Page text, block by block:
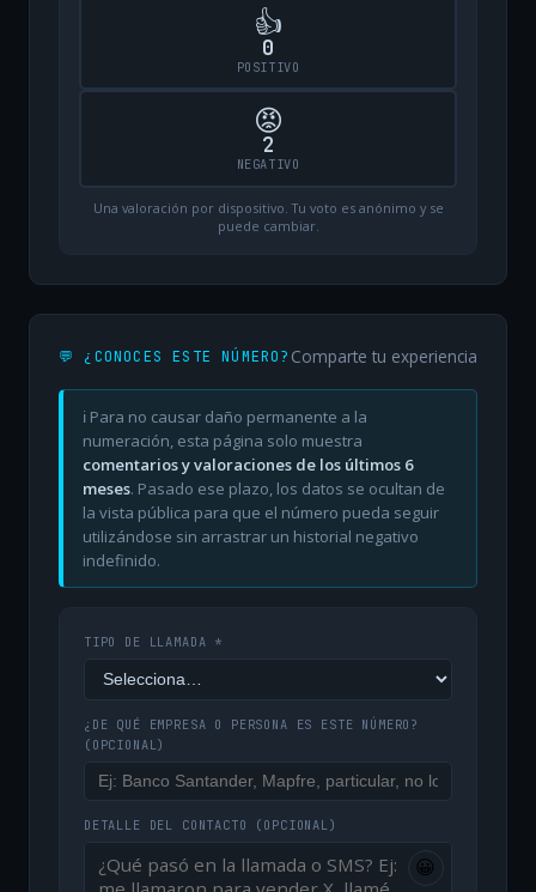
👍
0
POSITIVO
😡
2
NEGATIVO
Una valoración por dispositivo. Tu voto es anónimo y se
puede cambiar.
💬 ¿CONOCES ESTE NÚMERO? Comparte tu experiencia
ℹ️ Para no causar daño permanente a la
numeración, esta página solo muestra
comentarios y valoraciones de los últimos 6
meses. Pasado ese plazo, los datos se ocultan de
la vista pública para que el número pueda seguir
utilizándose sin arrastrar un historial negativo
indefinido.
TIPO DE LLAMADA *
¿DE QUÉ EMPRESA O PERSONA ES ESTE NÚMERO?
(OPCIONAL)
DETALLE DEL CONTACTO (OPCIONAL)
😀